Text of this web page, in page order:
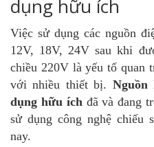
dụng hữu ích
Việc sử dụng các nguồn
12V, 18V, 24V sau khi
chiều 220V là yếu tố quan
với nhiều thiết bị.
dụng hữu ích đã và đang
sử dụng công nghệ chiếu
nay.